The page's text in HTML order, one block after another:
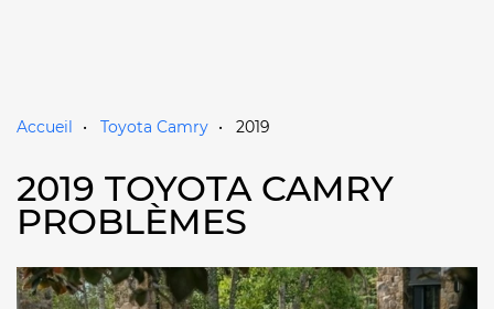
Accueil Toyota Camry 2019
2019 TOYOTA CAMRY
PROBLÈMES